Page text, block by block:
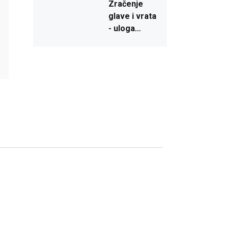
Zračenje
glave i vrata
- uloga...